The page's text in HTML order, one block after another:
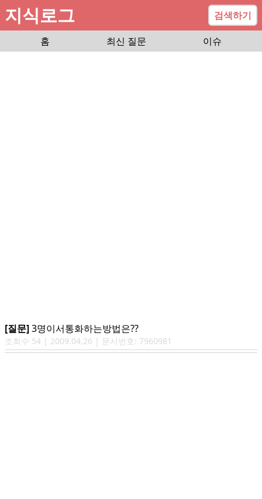
지식로그
검색하기
홈
최신 질문 이슈
[질문]3명이서통화하는방법은??
조회수 54 | 2009.04.26 | 문서번호: 7960981